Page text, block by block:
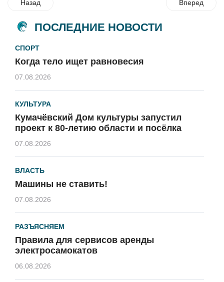
Назад Вперед
ПОСЛЕДНИЕ НОВОСТИ
СПОРТ
Когда тело ищет равновесия
07.08.2026
КУЛЬТУРА
Кумачёвский Дом культуры запустил
проект к 80-летию области и посёлка
07.08.2026
ВЛАСТЬ
Машины не ставить!
07.08.2026
РАЗЪЯСНЯЕМ
Правила для сервисов аренды
электросамокатов
06.08.2026